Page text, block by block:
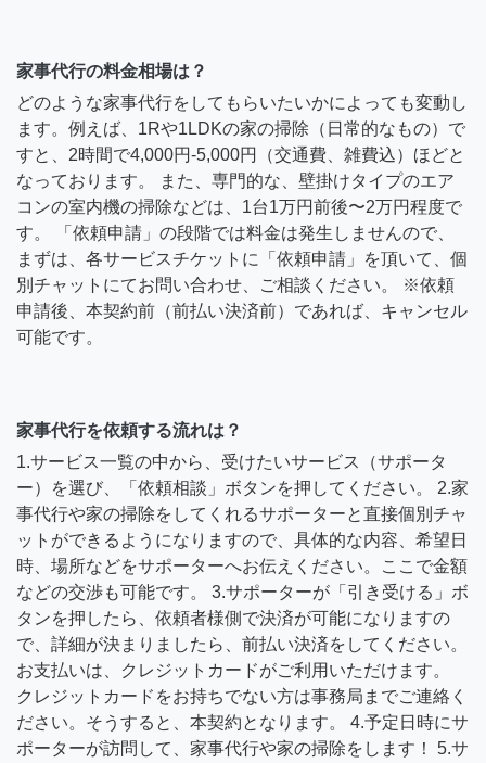
家事代行の料金相場は？
どのような家事代行をしてもらいたいかによっても変動し
ます。例えば、1Rや1LDKの家の掃除（日常的なもの）で
すと、2時間で4,000円-5,000円（交通費、雑費込）ほどと
なっております。 また、専門的な、壁掛けタイプのエア
コンの室内機の掃除などは、1台1万円前後〜2万円程度で
す。 「依頼申請」の段階では料金は発生しませんので、
まずは、各サービスチケットに「依頼申請」を頂いて、個
別チャットにてお問い合わせ、ご相談ください。 ※依頼
申請後、本契約前（前払い決済前）であれば、キャンセル
可能です。
家事代行を依頼する流れは？
1.サービス一覧の中から、受けたいサービス（サポータ
ー）を選び、「依頼相談」ボタンを押してください。 2.家
事代行や家の掃除をしてくれるサポーターと直接個別チャ
ットができるようになりますので、具体的な内容、希望日
時、場所などをサポーターへお伝えください。ここで金額
などの交渉も可能です。 3.サポーターが「引き受ける」ボ
タンを押したら、依頼者様側で決済が可能になりますの
で、詳細が決まりましたら、前払い決済をしてください。
お支払いは、クレジットカードがご利用いただけます。
クレジットカードをお持ちでない方は事務局までご連絡く
ださい。そうすると、本契約となります。 4.予定日時にサ
ポーターが訪問して、家事代行や家の掃除をします！ 5.サ